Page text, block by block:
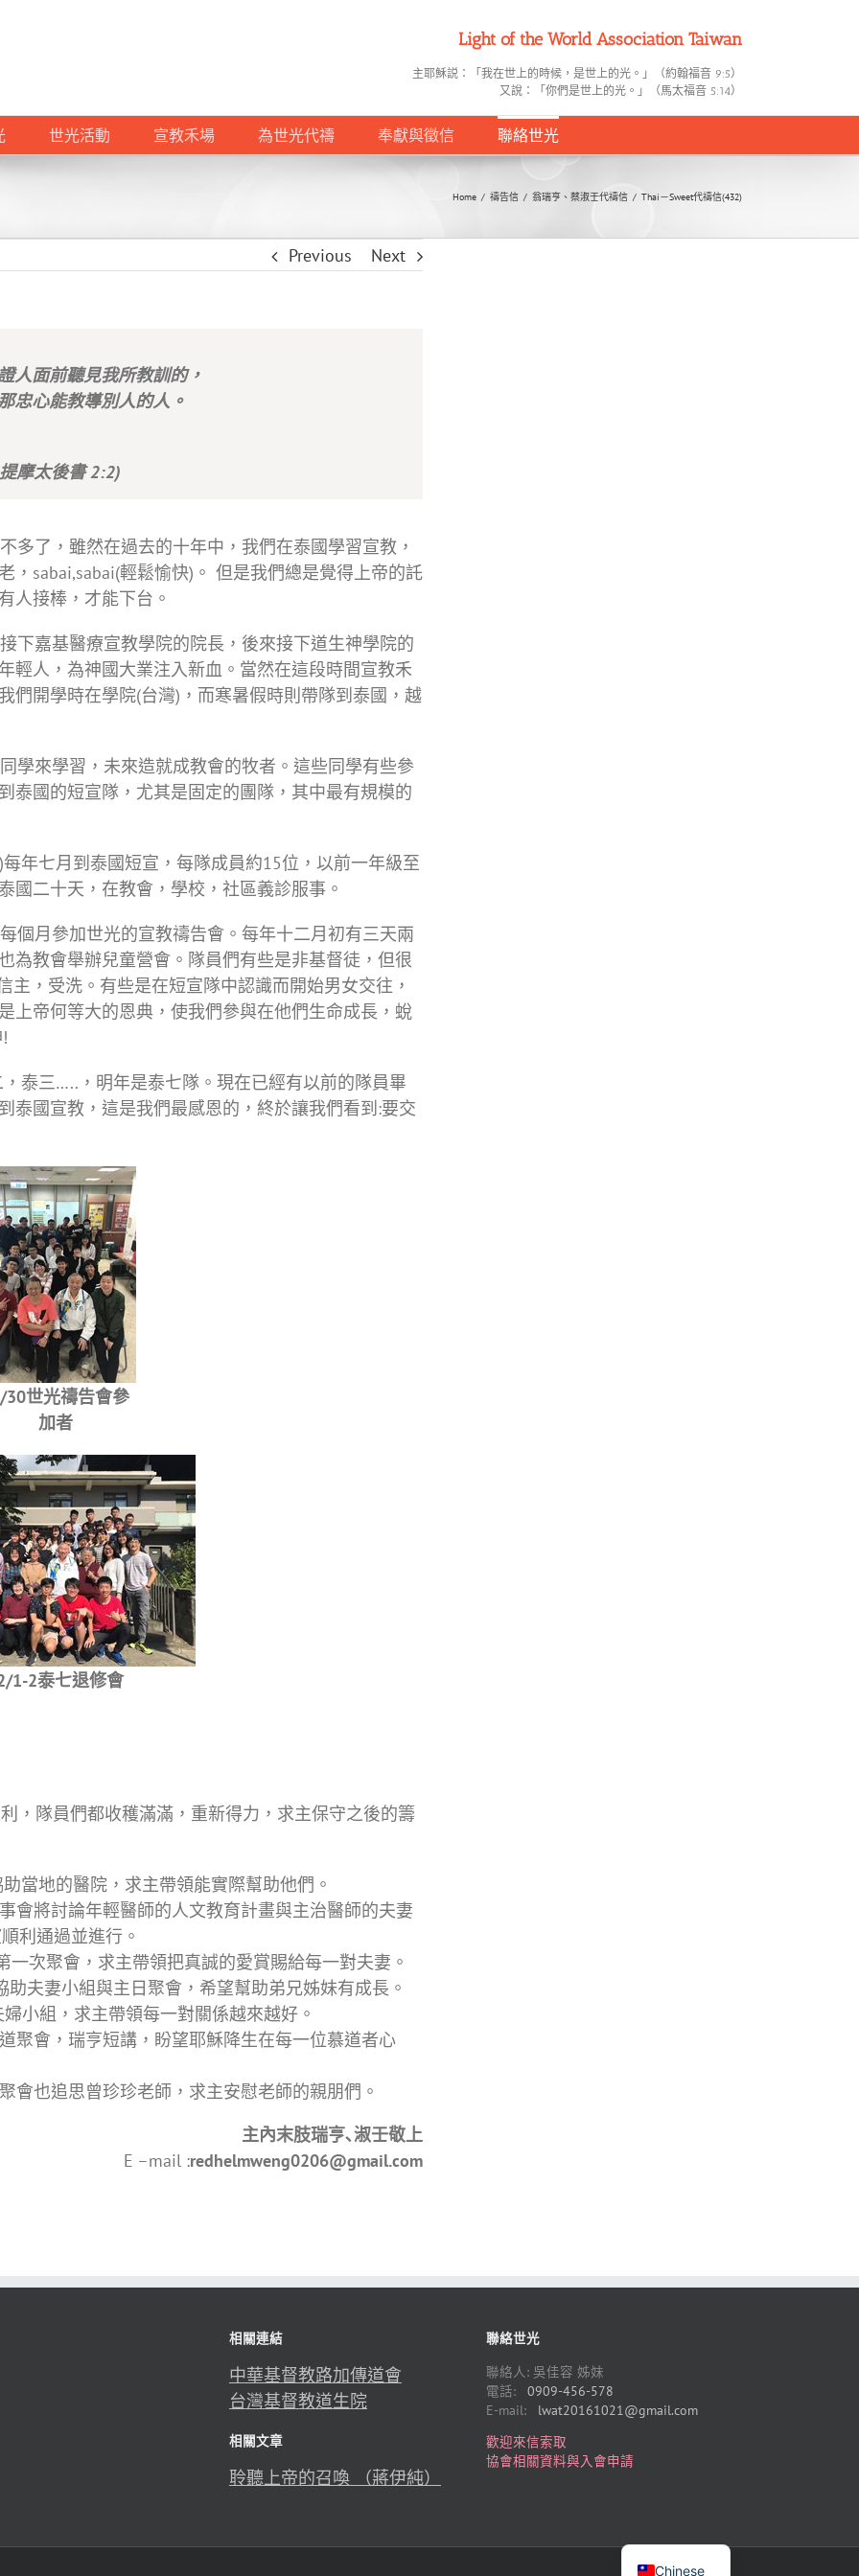
Light of the World Association Taiwan
主耶穌説：「我在世上的時候，是世上的光。」（約翰福音 9:5）
又說：「你們是世上的光。」（馬太福音 5:14）
世光活動 宣教禾場 為世光代禱 奉獻與徵信 聯絡世光
Home / 禱告信 / 翁瑞亨、蔡淑壬代禱信 / Thai－Sweet代禱信(432)
Previous Next
人面前聽見我所教訓的，
忠心能教導別人的人。
摩太後書 2:2)
了，雖然在過去的十年中，我們在泰國學習宣教，
，sabai,sabai(輕鬆愉快)。 但是我們總是覺得上帝的託
人接棒，才能下台。
嘉基醫療宣教學院的院長，後來接下道生神學院的
輕人，為神國大業注入新血。當然在這段時間宣教禾
們開學時在學院(台灣)，而寒暑假時則帶隊到泰國，越
來學習，未來造就成教會的牧者。這些同學有些參
泰國的短宣隊，尤其是固定的團隊，其中最有規模的
年七月到泰國短宣，每隊成員約15位，以前一年級至
國二十天，在教會，學校，社區義診服事。
月參加世光的宣教禱告會。每年十二月初有三天兩
為教會舉辦兒童營會。隊員們有些是非基督徒，但很
，受洗。有些是在短宣隊中認識而開始男女交往，
上帝何等大的恩典，使我們參與在他們生命成長，蛻
泰三…..，明年是泰七隊。現在已經有以前的隊員畢
泰國宣教，這是我們最感恩的，終於讓我們看到:要交
30世光禱告會參
加者
1-2泰七退修會
，隊員們都收穫滿滿，重新得力，求主保守之後的籌
當地的醫院，求主帶領能實際幫助他們。
會將討論年輕醫師的人文教育計畫與主治醫師的夫妻
利通過並進行。
次聚會，求主帶領把真誠的愛賞賜給每一對夫妻。
夫妻小組與主日聚會，希望幫助弟兄姊妹有成長。
小組，求主帶領每一對關係越來越好。
聚會，瑞亨短講，盼望耶穌降生在每一位慕道者心
會也追思曾珍珍老師，求主安慰老師的親朋們。
主內末肢瑞亨､淑壬敬上
E –mail :redhelmweng0206@gmail.com
相關連結
中華基督教路加傳道會
台灣基督教道生院
相關文章
聆聽上帝的召喚 （蔣伊純）
聯絡世光
聯絡人: 吳佳容 姊妹
電話: 0909-456-578
E-mail: lwat20161021@gmail.com
歡迎來信索取
協會相關資料與入會申請
Chinese